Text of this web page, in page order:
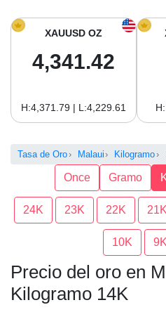
Precio del Oro hoy en
XAUUSD OZ
4,341.42
H:4,371.79 | L:4,229.61
Tasa de Oro Malaui Kilogramo
Once Gramo
24K 23K 22K 21K
10K 9K
Precio del oro en
Kilogramo 14K